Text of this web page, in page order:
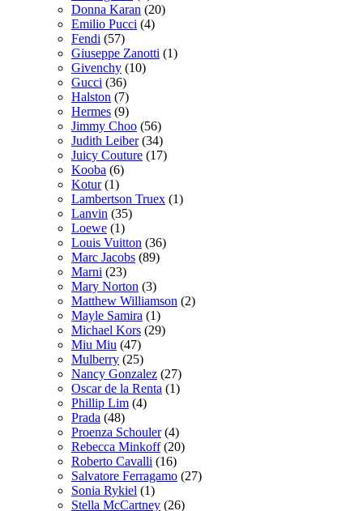
Donna Karan (20)
Emilio Pucci (4)
Fendi (57)
Giuseppe Zanotti (1)
Givenchy (10)
Gucci (36)
Halston (7)
Hermes (9)
Jimmy Choo (56)
Judith Leiber(34)
Juicy Couture (17)
Kooba (6)
Kotur(1)
Lambertson Truex (1)
Lanvin (35)
Loewe (1)
Louis Vuitton (36)
Marc Jacobs (89)
Marni (23)
Mary Norton (3)
Matthew Williamson (2)
Mayle Samira (1)
Michael Kors (29)
Miu Miu (47)
Mulberry (25)
Nancy Gonzalez (27)
Oscar de la Renta (1)
Phillip Lim (4)
Prada (48)
Proenza Schouler(4)
Rebecca Minkoff(20)
Roberto Cavalli (16)
Salvatore Ferragamo (27)
Sonia Rykiel (1)
Stella McCartney (26)